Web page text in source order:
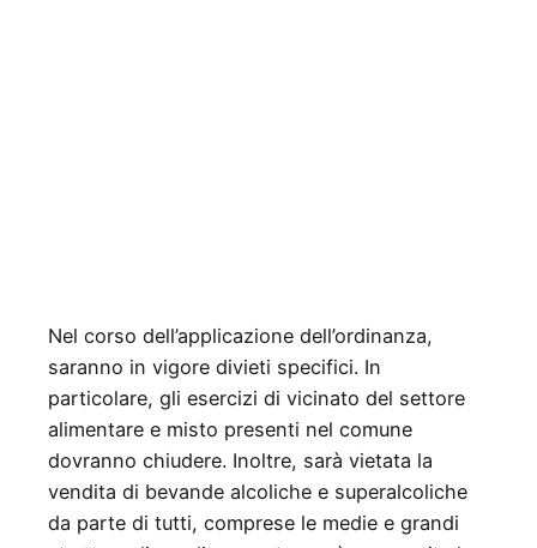
Nel corso dell’applicazione dell’ordinanza,
saranno in vigore divieti specifici. In
particolare, gli esercizi di vicinato del settore
alimentare e misto presenti nel comune
dovranno chiudere. Inoltre, sarà vietata la
vendita di bevande alcoliche e superalcoliche
da parte di tutti, comprese le medie e grandi